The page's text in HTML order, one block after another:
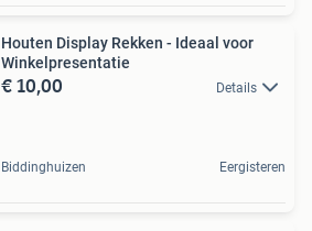
Houten Display Rekken - Ideaal voor
Winkelpresentatie
€ 10,00 Details
Biddinghuizen Eergisteren